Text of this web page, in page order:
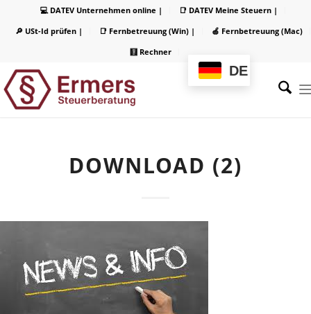
💻 DATEV Unternehmen online |
📑 DATEV Meine Steuern |
🔎 USt-Id prüfen |
📑 Fernbetreuung (Win) |
🍏 Fernbetreuung (Mac)
🧮 Rechner
DE
DOWNLOAD (2)